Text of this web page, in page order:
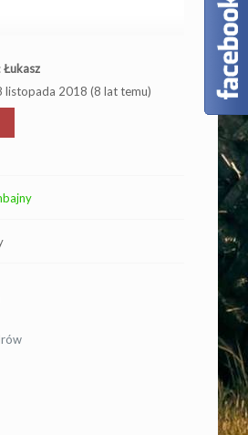
Łukasz
listopada 2018 (8 lat temu)